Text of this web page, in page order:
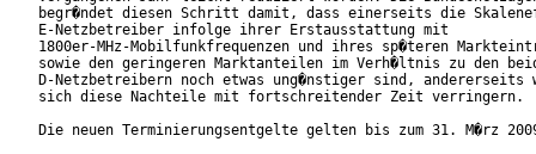
begr�ndet diesen Schritt damit, dass einerseits die
E-Netzbetreiber infolge ihrer Erstausstattung mit
1800er-MHz-Mobilfunkfrequenzen und ihres sp�teren
sowie den geringeren Marktanteilen im Verh�ltnis zu den
D-Netzbetreibern noch etwas ung�nstiger sind, andererseits
sich diese Nachteile mit fortschreitender Zeit
Die neuen Terminierungsentgelte gelten bis zum 31. M�rz